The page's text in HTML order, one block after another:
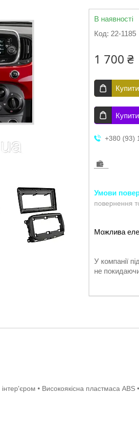
В наявності
Код: 22-1185
1 700 ₴
Купити
+380 (93)
повернення
У компанії
не
• Високоякісна пластмаса ABS